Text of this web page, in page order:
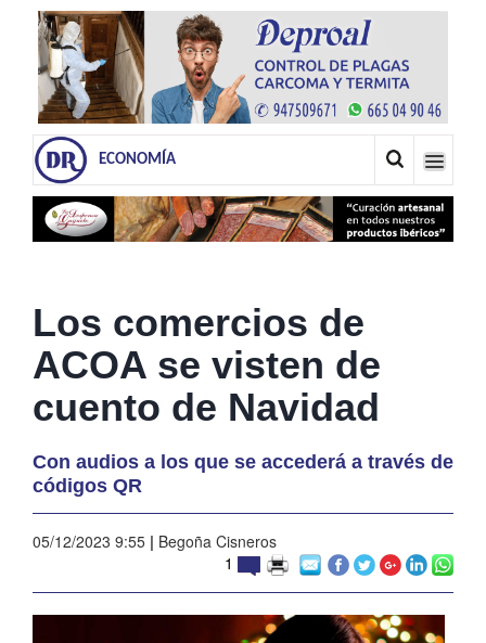
ECONOMÍA
Los comercios de
ACOA se visten de
cuento de Navidad
Con audios a los que se accederá a través de
códigos QR
05/12/2023 9:55 | Begoña Cisneros
1